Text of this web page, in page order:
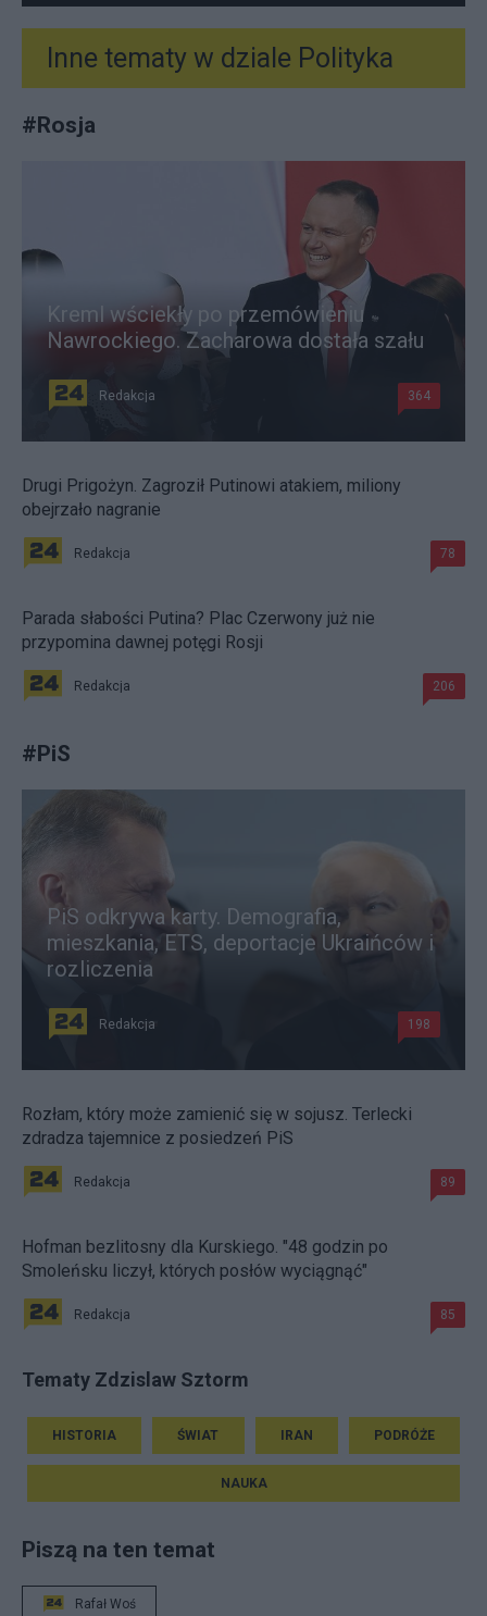
Inne tematy w dziale Polityka
#Rosja
Kreml wściekły po przemówieniu
Nawrockiego. Zacharowa dostała szału
Redakcja 364
Drugi Prigożyn. Zagroził Putinowi atakiem, miliony
obejrzało nagranie
Redakcja 78
Parada słabości Putina? Plac Czerwony już nie
przypomina dawnej potęgi Rosji
Redakcja 206
#PiS
PiS odkrywa karty. Demografia,
mieszkania, ETS, deportacje Ukraińców i
rozliczenia
Redakcja 198
Rozłam, który może zamienić się w sojusz. Terlecki
zdradza tajemnice z posiedzeń PiS
Redakcja 89
Hofman bezlitosny dla Kurskiego. "48 godzin po
Smoleńsku liczył, których posłów wyciągnąć"
Redakcja 85
Tematy Zdzislaw Sztorm
HISTORIA ŚWIAT IRAN PODRÓŻE
NAUKA
Piszą na ten temat
Rafał Woś